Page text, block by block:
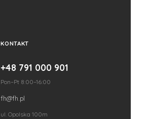
KONTAKT
+48 791 000 901
Pon–Pt 8:00–16:00
fh@fh.pl
ul. Opolska 100m